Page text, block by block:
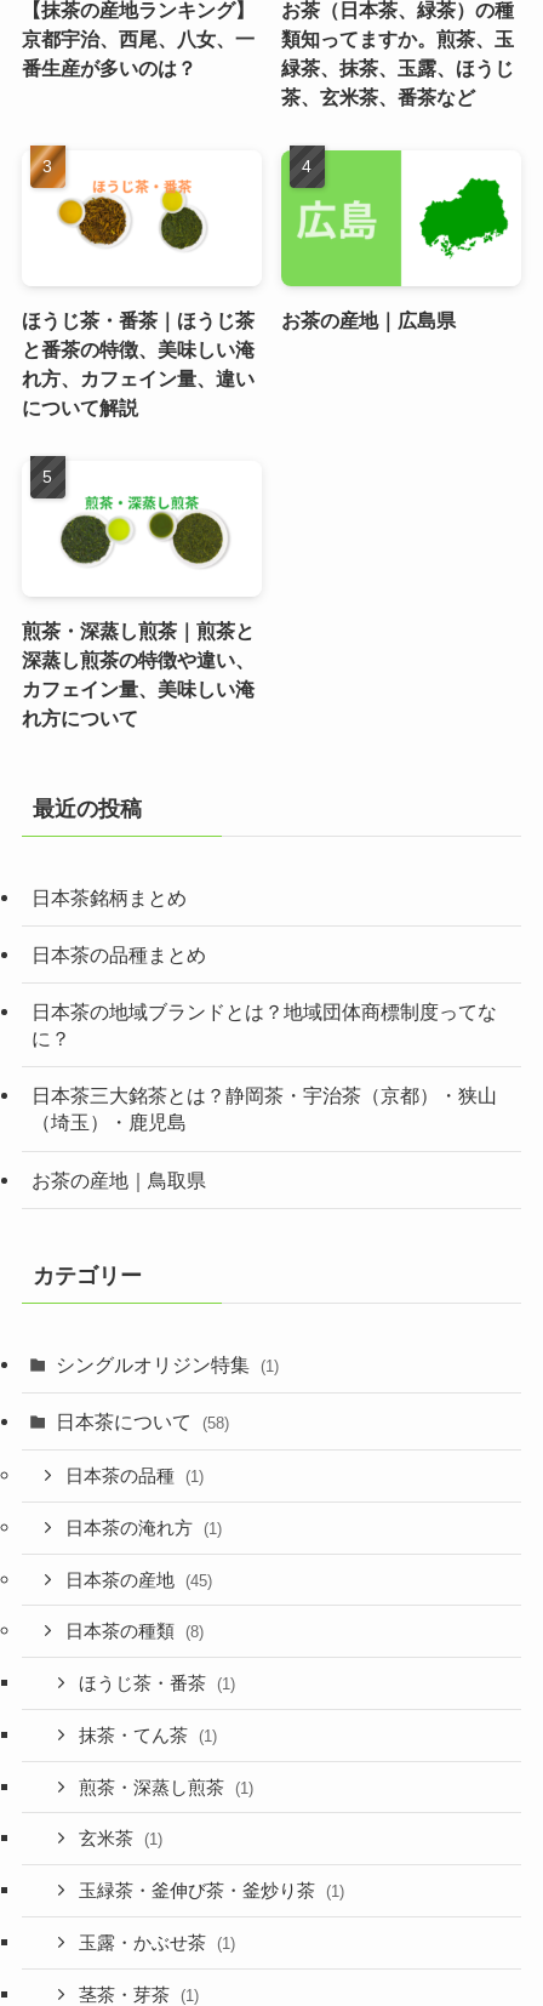
【抹茶の産地ランキング】
京都宇治、西尾、八女、一
番生産が多いのは？
お茶（日本茶、緑茶）の種
類知ってますか。煎茶、玉
緑茶、抹茶、玉露、ほうじ
茶、玄米茶、番茶など
ほうじ茶・番茶｜ほうじ茶
と番茶の特徴、美味しい淹
れ方、カフェイン量、違い
について解説
お茶の産地｜広島県
煎茶・深蒸し煎茶｜煎茶と
深蒸し煎茶の特徴や違い、
カフェイン量、美味しい淹
れ方について
最近の投稿
日本茶銘柄まとめ
日本茶の品種まとめ
日本茶の地域ブランドとは？地域団体商標制度ってな
に？
日本茶三大銘茶とは？静岡茶・宇治茶（京都）・狭山
（埼玉）・鹿児島
お茶の産地｜鳥取県
カテゴリー
シングルオリジン特集 (1)
日本茶について (58)
日本茶の品種 (1)
日本茶の淹れ方 (1)
日本茶の産地 (45)
日本茶の種類 (8)
ほうじ茶・番茶 (1)
抹茶・てん茶 (1)
煎茶・深蒸し煎茶 (1)
玄米茶 (1)
玉緑茶・釜伸び茶・釜炒り茶 (1)
玉露・かぶせ茶 (1)
茎茶・芽茶 (1)